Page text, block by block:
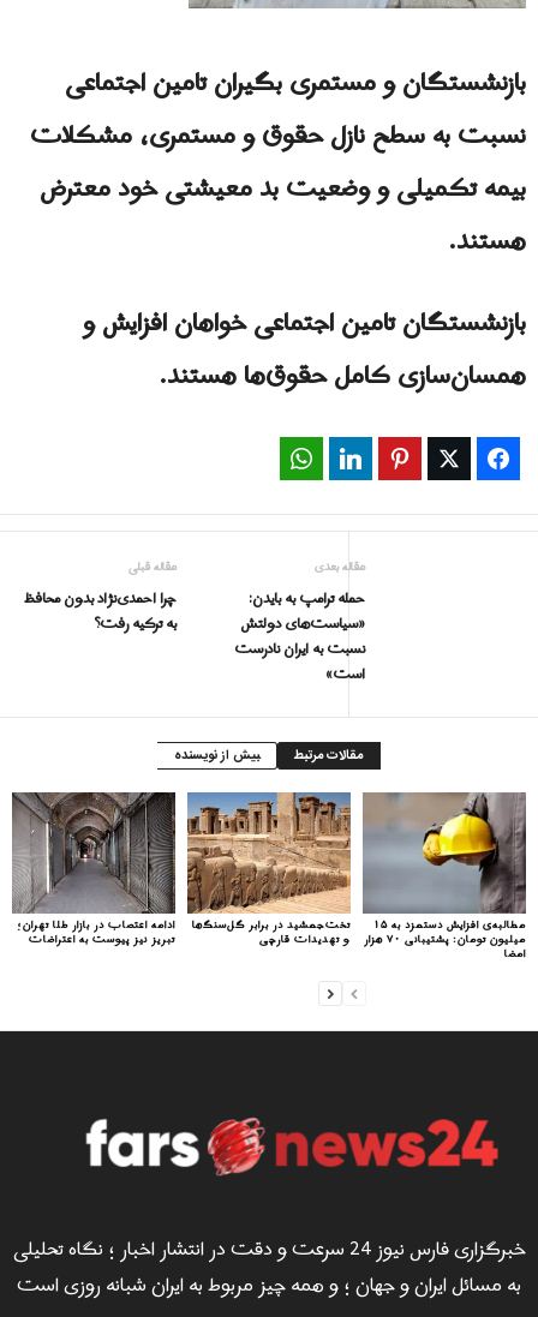
بازنشستگان و مستمری بگیران تامین اجتماعی
نسبت به سطح نازل حقوق و مستمری، مشکلات
بیمه تکمیلی و وضعیت بد معیشتی خود معترض
هستند.
بازنشستگان تامین اجتماعی خواهان افزایش و
همسان‌سازی کامل حقوق‌ها هستند.
Facebook
Twitter
Pinterest
LinkedIn
مقاله قبلی
چرا احمدی‌نژاد بدون محافظ
به ترکیه رفت؟
مقاله بعدی
حمله ترامپ به بایدن:
«سیاست‌های دولتش
نسبت به ایران نادرست
است»
مقالات مرتبط بیش از نویسنده
ادامه اعتصاب در بازار طلا تهران؛
تبریز نیز پیوست به اعتراضات
تخت‌جمشید در برابر گل‌سنگ‌ها
و تهدیدات قارچی
مطالبه‌ی افزایش دستمزد به ۱۵
میلیون تومان: پشتیبانی ۷۰ هزار
امضا
خبرگزاری فارس نیوز 24 سرعت و دقت در انتشار اخبار ؛ نگاه تحلیلی
به مسائل ایران و جهان ؛ و همه چیز مربوط به ایران شبانه روزی است